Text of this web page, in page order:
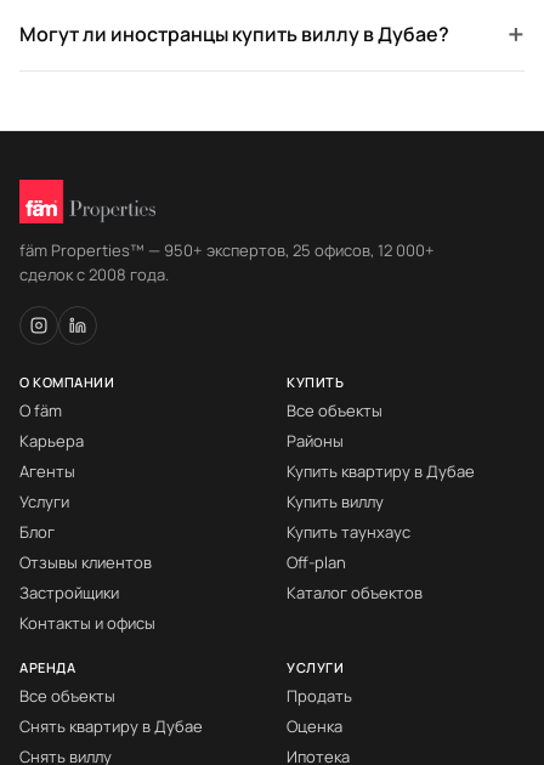
Могут ли иностранцы купить виллу в Дубае? +
fäm Properties™ — 950+ экспертов, 25 офисов, 12 000+
сделок с 2008 года.
О КОМПАНИИ
О fäm
Карьера
Агенты
Услуги
Блог
Отзывы клиентов
Застройщики
Контакты и офисы
КУПИТЬ
Все объекты
Районы
Купить квартиру в Дубае
Купить виллу
Купить таунхаус
Off-plan
Каталог объектов
АРЕНДА
Все объекты
Снять квартиру в Дубае
Снять виллу
УСЛУГИ
Продать
Оценка
Ипотека